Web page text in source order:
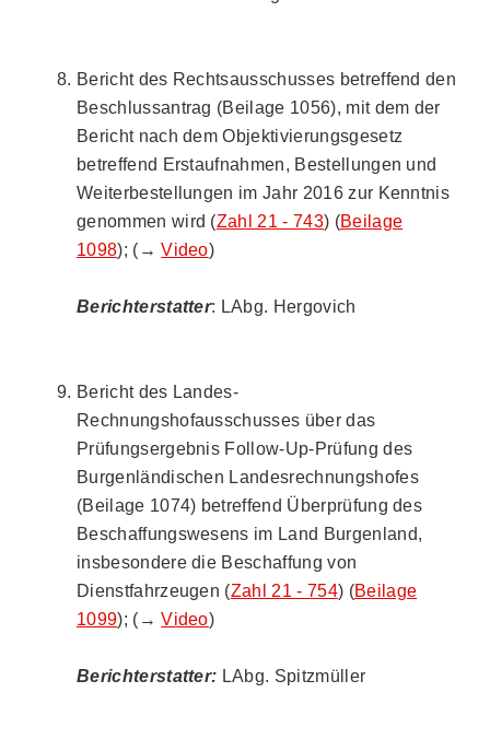
Bericht des Rechtsausschusses betreffend den
Beschlussantrag (Beilage 1056), mit dem der
Bericht nach dem Objektivierungsgesetz
betreffend Erstaufnahmen, Bestellungen und
Weiterbestellungen im Jahr 2016 zur Kenntnis
genommen wird (Zahl 21 - 743) (Beilage
1098); (→Video)
Berichterstatter: LAbg. Hergovich
Bericht des Landes-
Rechnungshofausschusses über das
Prüfungsergebnis Follow-Up-Prüfung des
Burgenländischen Landesrechnungshofes
(Beilage 1074) betreffend Überprüfung des
Beschaffungswesens im Land Burgenland,
insbesondere die Beschaffung von
Dienstfahrzeugen (Zahl 21 - 754) (Beilage
1099); (→Video)
Berichterstatter: LAbg. Spitzmüller